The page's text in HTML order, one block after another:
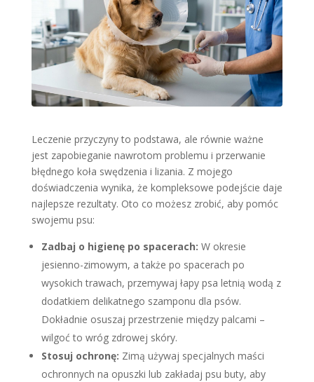
Leczenie przyczyny to podstawa, ale równie ważne
jest zapobieganie nawrotom problemu i przerwanie
błędnego koła swędzenia i lizania. Z mojego
doświadczenia wynika, że kompleksowe podejście daje
najlepsze rezultaty. Oto co możesz zrobić, aby pomóc
swojemu psu:
Zadbaj o higienę po spacerach: W okresie
jesienno-zimowym, a także po spacerach po
wysokich trawach, przemywaj łapy psa letnią wodą z
dodatkiem delikatnego szamponu dla psów.
Dokładnie osuszaj przestrzenie między palcami –
wilgoć to wróg zdrowej skóry.
Stosuj ochronę: Zimą używaj specjalnych maści
ochronnych na opuszki lub zakładaj psu buty, aby